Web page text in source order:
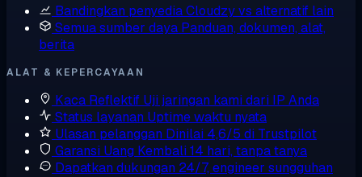
Bandingkan penyediaCloudzy vs alternatif lain
Semua sumber daya Panduan, dokumen, alat,
berita
ALAT & KEPERCAYAAN
Kaca Reflektif Uji jaringan kami dari IP Anda
Status layanan Uptime waktu nyata
Ulasan pelanggan Dinilai 4,6/5 di Trustpilot
Garansi Uang Kembali 14 hari, tanpa tanya
Dapatkan dukungan 24/7, engineer sungguhan